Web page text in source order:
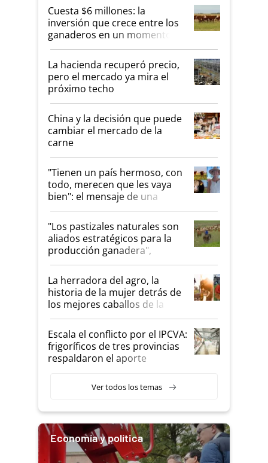
Cuesta $6 millones: la
inversión que crece entre los
ganaderos en un momento
histórico para la actividad
La hacienda recuperó precio,
pero el mercado ya mira el
próximo techo
China y la decisión que puede
cambiar el mercado de la
carne
"Tienen un país hermoso, con
todo, merecen que les vaya
bien": el mensaje de una
ganadera uruguaya sobre las
oportunidades que se abren
para el agro en Argentina, con
foco en la carne
"Los pastizales naturales son
aliados estratégicos para la
producción ganadera",
destaca la iniciativa que ya
reúne a 46 establecimientos
en Argentina
La herradora del agro, la
historia de la mujer detrás de
los mejores caballos de la
Argentina y los mitos que
todavía hacen sufrir a estos
animales: "Mientras me
descalificaban, yo seguí
haciendo currículum"
Escala el conflicto por el IPCVA:
frigoríficos de tres provincias
respaldaron el aporte
Ver todos los temas
Economía y política